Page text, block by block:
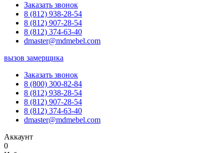
Заказать звонок
8 (812) 938-28-54
8 (812) 907-28-54
8 (812) 374-63-40
dmaster@mdmebel.com
вызов замерщика
Заказать звонок
8 (800) 300-82-84
8 (812) 938-28-54
8 (812) 907-28-54
8 (812) 374-63-40
dmaster@mdmebel.com
Аккаунт
0